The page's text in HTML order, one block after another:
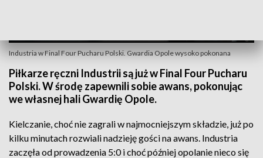
Industria w Final Four Pucharu Polski. Gwardia Opole wysoko pokonana
Piłkarze ręczni Industrii są już w Final Four Pucharu
Polski. W środę zapewnili sobie awans, pokonując
we własnej hali Gwardię Opole.
Kielczanie, choć nie zagrali w najmocniejszym składzie, już po
kilku minutach rozwiali nadzieję gości na awans. Industria
zaczęła od prowadzenia 5:0 i choć później opolanie nieco się